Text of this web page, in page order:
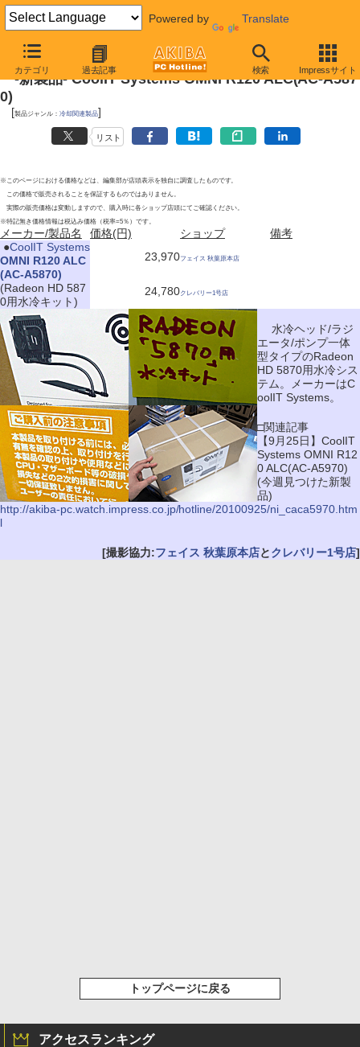
Powered by Translate
カテゴリ 過去記事 検索 Impressサイト
2010年11月13日号
-新製品- CoolIT Systems OMNI R120 ALC(AC-A587
0)
[製品ジャンル： 冷却関連製品]
リスト
※このページにおける価格などは、編集部が店頭表示を独自に調査したものです。
この価格で販売されることを保証するものではありません。
実際の販売価格は変動しますので、購入時に各ショップ店頭にてご確認ください。
※特記無き価格情報は税込み価格（税率=5％）です。
メーカー/製品名 価格(円) ショップ
備考
●CoolIT Systems
OMNI R120 ALC
(AC-A5870)
(Radeon HD 587
0用水冷キット)
23,970フェイス 秋葉原本店
24,780クレバリー1号店
水冷ヘッド/ラジ
エータ/ポンプ一体
型タイプのRadeon
HD 5870用水冷シス
テム。メーカーはC
oolIT Systems。
□関連記事
【9月25日】CoolIT
Systems OMNI R12
0 ALC(AC-A5970)
(今週見つけた新製
品)
http://akiba-pc.watch.impress.co.jp/hotline/20100925/ni_caca5970.htm
l
[撮影協力:フェイス 秋葉原本店とクレバリー1号店]
トップページに戻る
アクセスランキング